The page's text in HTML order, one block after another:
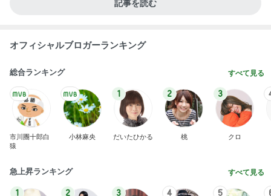
記事を読む
オフィシャルブロガーランキング
総合ランキング すべて見る
市川團十郎白
猿
小林麻央
1
だいたひかる
2
桃
3
クロ
急上昇ランキング すべて見る
1 2 3 4 5